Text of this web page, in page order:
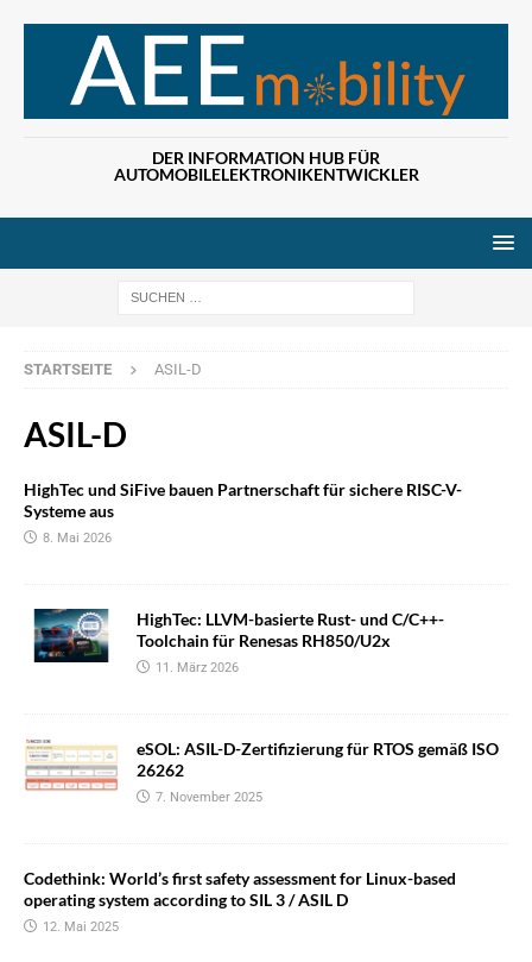
DER INFORMATION HUB FÜR
AUTOMOBILELEKTRONIKENTWICKLER
STARTSEITE ASIL-D
ASIL-D
HighTec und SiFive bauen Partnerschaft für sichere RISC-V-
Systeme aus
8. Mai 2026
HighTec: LLVM-basierte Rust- und C/C++-
Toolchain für Renesas RH850/U2x
11. März 2026
eSOL: ASIL-D-Zertifizierung für RTOS gemäß ISO
26262
7. November 2025
Codethink: World’s first safety assessment for Linux-based
operating system according to SIL 3 / ASIL D
12. Mai 2025